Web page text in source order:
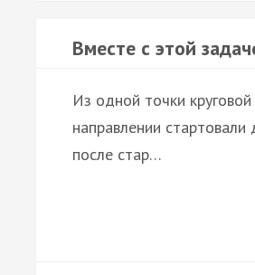
Вместе с этой
Из одной точки
направлении
после стар…